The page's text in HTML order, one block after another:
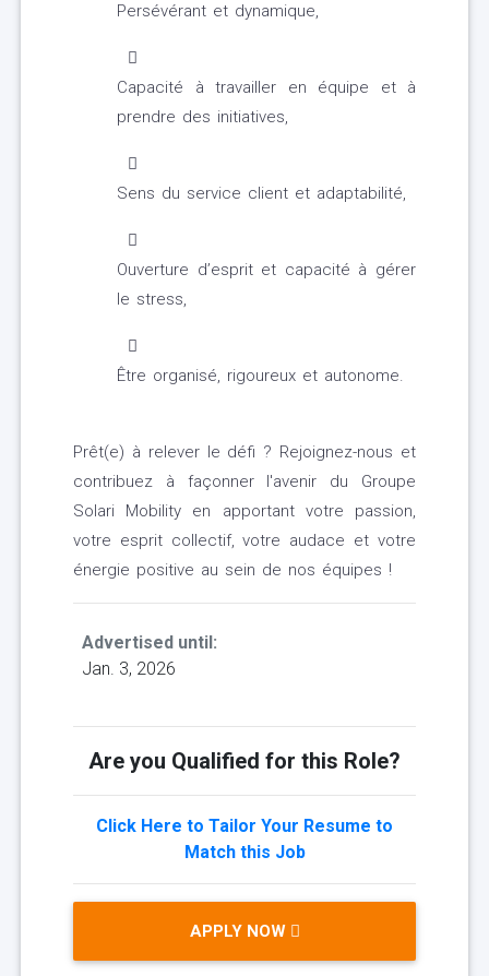
Persévérant et dynamique,
Capacité à travailler en équipe et à
prendre des initiatives,
Sens du service client et adaptabilité,
Ouverture d’esprit et capacité à gérer
le stress,
Être organisé, rigoureux et autonome.
Prêt(e) à relever le défi ? Rejoignez-nous et
contribuez à façonner l'avenir du Groupe
Solari Mobility en apportant votre passion,
votre esprit collectif, votre audace et votre
énergie positive au sein de nos équipes !
Advertised until:
Jan. 3, 2026
Are you Qualified for this Role?
Click Here to Tailor Your Resume to
Match this Job
APPLY NOW